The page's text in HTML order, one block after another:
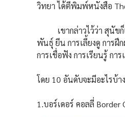
วิทยา ได้ตีพิมพ์หนังสือ
เขากล่าวไว้ว่า สุนัขก็เ
พันธุ์ ยีน การเลี้ยงดู การ
การเชื่อฟัง การเรียนรู้ กา
โดย 10 อันดับจะมีอะไรบ้า
1.บอร์เดอร์ คอลลี่